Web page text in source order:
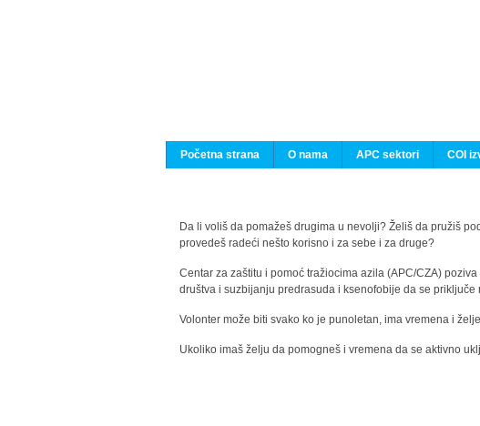
Početna strana
O nama APC sektori COI
Da li voliš da pomažeš drugima u nevolji? Želiš da pružiš
provedeš radeći nešto korisno i za sebe i za druge?
Centar za zaštitu i pomoć tražiocima azila (APC/CZA)
društva i suzbijanju predrasuda i ksenofobije da se priključe
Volonter može biti svako ko je punoletan, ima vremena i
Ukoliko imaš želju da pomogneš i vremena da se aktivno